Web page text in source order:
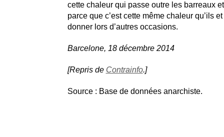
cette chaleur qui passe outre les barreaux
parce que c’est cette même chaleur qu’ils
donner lors d’autres occasions.
Barcelone, 18 décembre 2014
[Repris de Contrainfo.]
Source : Base de données anarchiste.